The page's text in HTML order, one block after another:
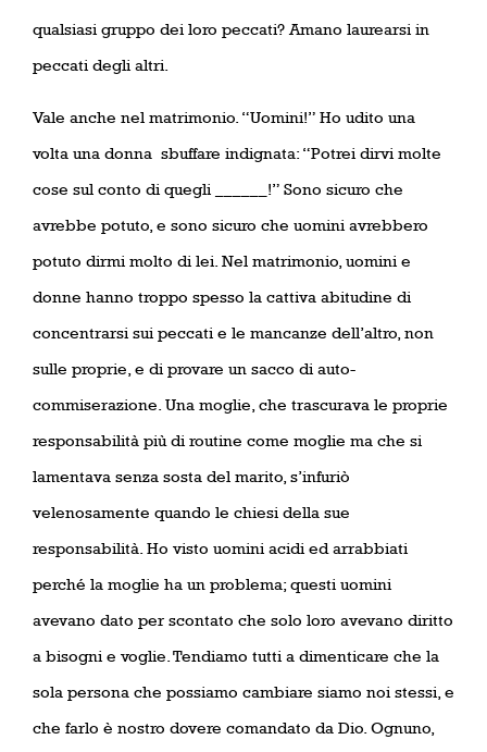
qualsiasi gruppo dei loro peccati? Amano laurearsi in
peccati degli altri.
Vale anche nel matrimonio. “Uomini!” Ho udito una
volta una donna sbuffare indignata: “Potrei dirvi molte
cose sul conto di quegli ______!” Sono sicuro che
avrebbe potuto, e sono sicuro che uomini avrebbero
potuto dirmi molto di lei. Nel matrimonio, uomini e
donne hanno troppo spesso la cattiva abitudine di
concentrarsi sui peccati e le mancanze dell’altro, non
sulle proprie, e di provare un sacco di auto-
commiserazione. Una moglie, che trascurava le proprie
responsabilità più di routine come moglie ma che si
lamentava senza sosta del marito, s’infuriò
velenosamente quando le chiesi della sue
responsabilità. Ho visto uomini acidi ed arrabbiati
perché la moglie ha un problema; questi uomini
avevano dato per scontato che solo loro avevano diritto
a bisogni e voglie. Tendiamo tutti a dimenticare che la
sola persona che possiamo cambiare siamo noi stessi, e
che farlo è nostro dovere comandato da Dio. Ognuno,